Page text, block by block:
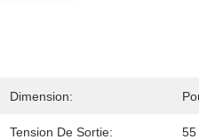
Dimension:
Tension De Sortie: 55